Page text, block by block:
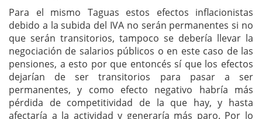
Para el mismo Taguas estos efectos inflacionistas
debido a la subida del IVA no serán permanentes si no
que serán transitorios, tampoco se debería llevar la
negociación de salarios públicos o en este caso de las
pensiones, a esto por que entoncés sí que los efectos
dejarían de ser transitorios para pasar a ser
permanentes, y como efecto negativo habría más
pérdida de competitividad de la que hay, y hasta
afectaría a la actividad y generaría más paro. Por lo